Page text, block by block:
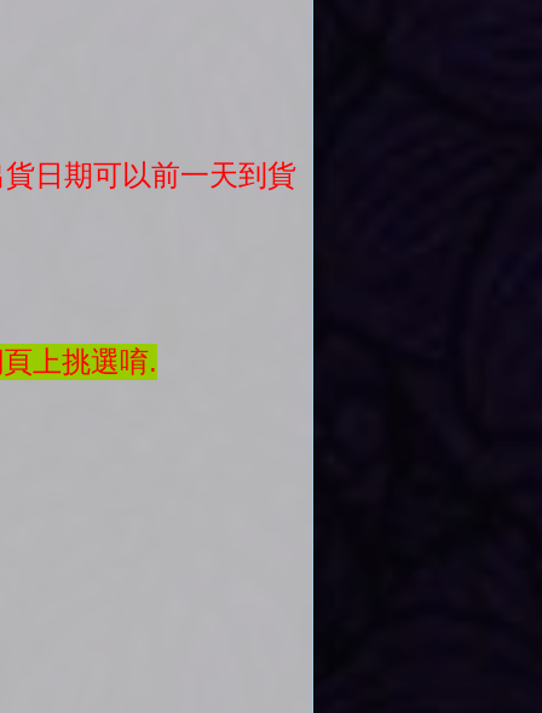
日期可以前一天到貨
上挑選唷.